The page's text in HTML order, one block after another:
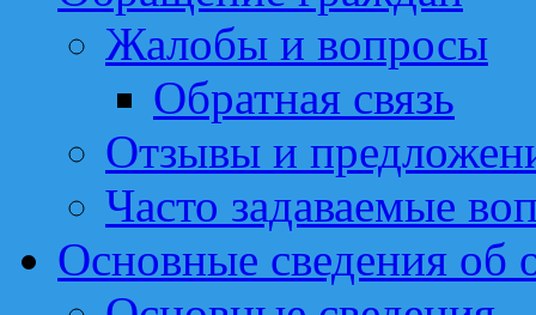
Жалобы и вопросы
Обратная связь
Отзывы и
Часто задаваемые
Основные сведения об